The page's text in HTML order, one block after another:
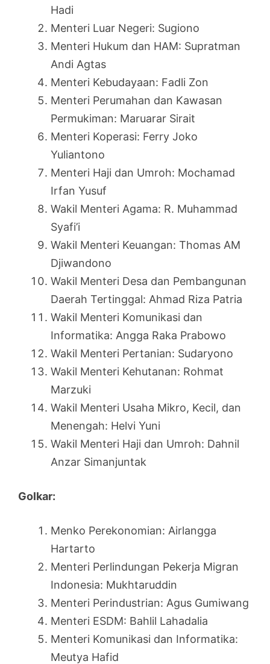
Hadi
Menteri Luar Negeri: Sugiono
Menteri Hukum dan HAM: Supratman
Andi Agtas
Menteri Kebudayaan: Fadli Zon
Menteri Perumahan dan Kawasan
Permukiman: Maruarar Sirait
Menteri Koperasi: Ferry Joko
Yuliantono
Menteri Haji dan Umroh: Mochamad
Irfan Yusuf
Wakil Menteri Agama: R. Muhammad
Syafi’i
Wakil Menteri Keuangan: Thomas AM
Djiwandono
Wakil Menteri Desa dan Pembangunan
Daerah Tertinggal: Ahmad Riza Patria
Wakil Menteri Komunikasi dan
Informatika: Angga Raka Prabowo
Wakil Menteri Pertanian: Sudaryono
Wakil Menteri Kehutanan: Rohmat
Marzuki
Wakil Menteri Usaha Mikro, Kecil, dan
Menengah: Helvi Yuni
Wakil Menteri Haji dan Umroh: Dahnil
Anzar Simanjuntak
Golkar:
Menko Perekonomian: Airlangga
Hartarto
Menteri Perlindungan Pekerja Migran
Indonesia: Mukhtaruddin
Menteri Perindustrian: Agus Gumiwang
Menteri ESDM: Bahlil Lahadalia
Menteri Komunikasi dan Informatika:
Meutya Hafid